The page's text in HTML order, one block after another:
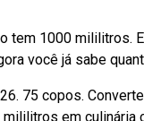
tem 1000 mililitros.
você já sabe
75 copos.
em culinária